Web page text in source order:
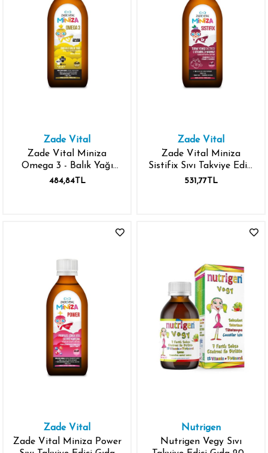
Zade Vital
Zade Vital Miniza
Omega 3 - Balık Yağı
İçeren Sıvı Takviye Edici
484,84TL
Zade Vital
Zade Vital Miniza
Sistifix Sıvı Takviye Edici
Gıda 150 ml
531,77TL
Zade Vital
Zade Vital Miniza Power
Nutrigen
Nutrigen Vegy Sıvı